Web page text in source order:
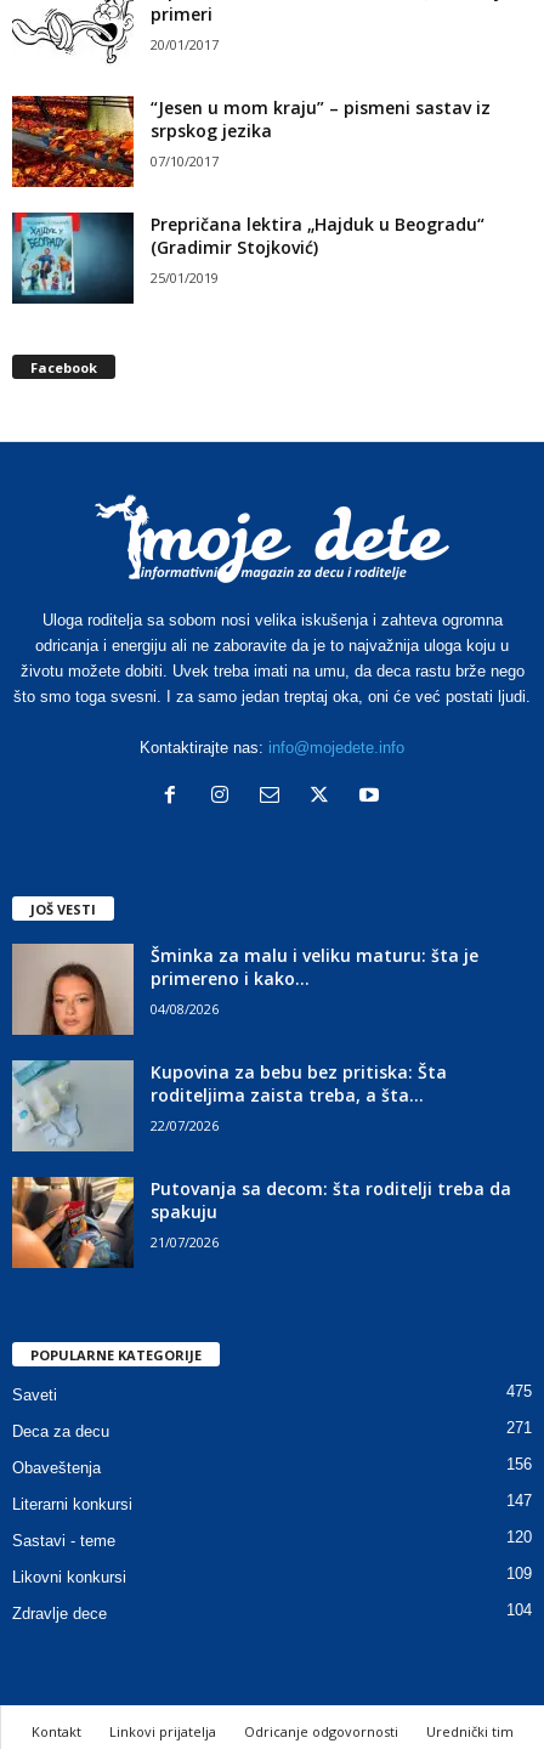
primeri
20/01/2017
“Jesen u mom kraju” – pismeni sastav iz
srpskog jezika
07/10/2017
Prepričana lektira „Hajduk u Beogradu“
(Gradimir Stojković)
25/01/2019
Facebook
Uloga roditelja sa sobom nosi velika iskušenja i zahteva ogromna
odricanja i energiju ali ne zaboravite da je to najvažnija uloga koju u
životu možete dobiti. Uvek treba imati na umu, da deca rastu brže nego
što smo toga svesni. I za samo jedan treptaj oka, oni će već postati ljudi.
Kontaktirajte nas: info@mojedete.info
JOŠ VESTI
Šminka za malu i veliku maturu: šta je
primereno i kako...
04/08/2026
Kupovina za bebu bez pritiska: Šta
roditeljima zaista treba, a šta...
22/07/2026
Putovanja sa decom: šta roditelji treba da
spakuju
21/07/2026
POPULARNE KATEGORIJE
Saveti 475
Deca za decu 271
Obaveštenja 156
Literarni konkursi 147
Sastavi - teme 120
Likovni konkursi 109
Zdravlje dece 104
Kontakt Linkovi prijatelja Odricanje odgovornosti Urednički tim